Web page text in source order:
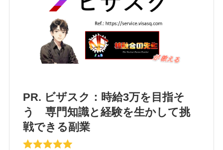
PR. ビザスク：時給3万を目指そ
う 専門知識と経験を生かして挑
戦できる副業